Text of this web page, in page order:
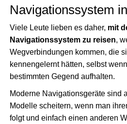
Navigationssystem
Viele Leute lieben es daher, mit
Navigationssystem zu reisen,
Wegverbindungen kommen, die
kennengelernt hätten, selbst
bestimmten Gegend aufhalten.
Moderne Navigationsgeräte sind
Modelle scheitern, wenn man
folgt und einfach einen anderen